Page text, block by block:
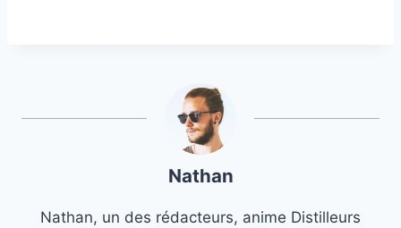
Nathan
Nathan, un des rédacteurs, anime Distilleurs